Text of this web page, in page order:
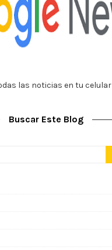
las noticias en tu celular
Buscar Este Blog